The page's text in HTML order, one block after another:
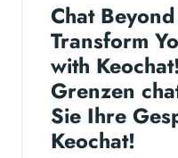
Chat
Transform
with
Grenzen
Sie Ihre
Keochat!